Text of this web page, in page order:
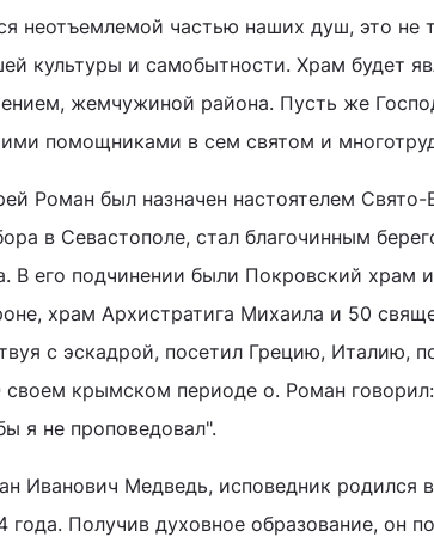
неотъемлемой частью наших душ, это не
культуры и самобытности. Храм будет
жемчужиной района. Пусть же
помощниками в сем святом и
Роман был назначен настоятелем
в Севастополе, стал благочинным
В его подчинении были Покровский храм
храм Архистратига Михаила и 50
с эскадрой, посетил Грецию, Италию,
своем крымском периоде о. Роман
я не проповедовал".
Иванович Медведь, исповедник родился
года. Получив духовное образование, он